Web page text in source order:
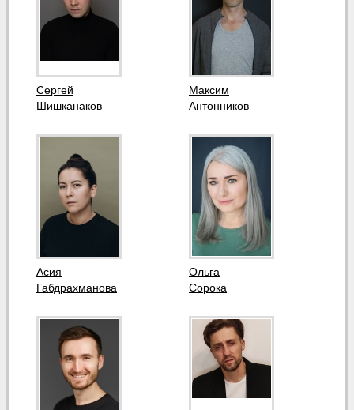
Сергей
Шишканаков
Максим
Антонников
Асия
Габдрахманова
Ольга
Сорока